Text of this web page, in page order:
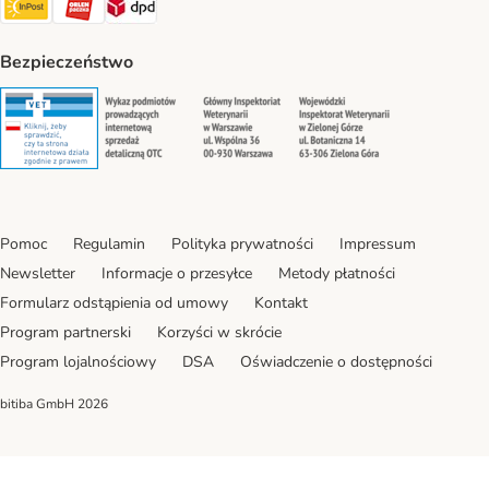
Bezpieczeństwo
Security Security Security
Pomoc Regulamin Polityka prywatności
Impressum
Newsletter
Informacje o przesyłce
Metody płatności
Formularz odstąpienia od umowy
Kontakt
Program partnerski
Korzyści w skrócie
Program lojalnościowy
DSA Oświadczenie o dostępności
bitiba GmbH 2026